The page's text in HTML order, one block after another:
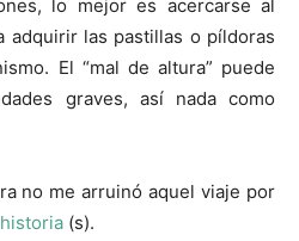
lo mejor es acercarse al
adquirir las pastillas o píldoras
El “mal de altura” puede
graves, así nada como
no me arruinó aquel viaje por
historia (s).